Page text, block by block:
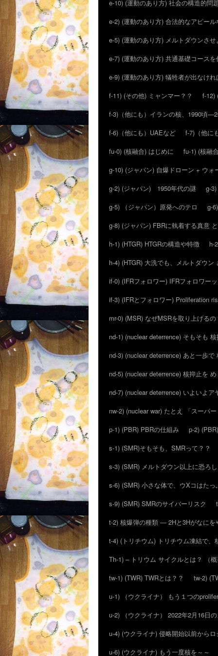
e-10) (運動のあり方) 社会の構造的問
e-2) (運動のあり方) 合法的なアピー
e-5) (運動のあり方) メルトダウンさ
e-7) (運動のあり方) 共通基礎コース
e-9) (運動のあり方) 犠牲者が出なけ
f-11) (その他) ミャンマー？？
f-12)
f-3)（他にも）イランの核、1990頃
f-6)（他にも）UAEなど
f-7)（他に
fu-0) (核融合) はじめに
fu-1) (核融
g-10) (ジャパン) 自爆ドローン + ウ
g-2) (ジャパン) 1950年代の謎
g-
g-5) （ジャパン）原発へのテロ
g-
g-8) (ジャパン) FBRに執着する真意
h-1) (HTGR) HTGRの構造や特徴
h-
h-4) (HTGR) 大洗でも、メルトダウ
if-0) (IFRフォロワー) IFRフォロワー
if-3) (IFRとフォロワー) Proliferation
mr-0) (MSR) なぜMSRを取り上げるの
nd-1) (nuclear deterrence) そもそも
nd-3) (nuclear deterrence) あと一歩
nd-5) (nuclear deterrence) 核抑止を
nd-7) (nuclear deterrence) いよいよア
nw-2) (nuclear war) たとえ 「スーパ
p-1) (PBR) PBRの仕組み
p-2)
s-1) (SMR)そもそも、SMRって？？
s-3) (SMR) メルトダウン以上に恐ろ
s-6) (SMR) 小さな体で、ウXコはたっ
s-9) (SMR) SMRのサイバーリスク
t-2) 核爆弾の種類 ― 2Hと3Hがなにを
t-4) (トリチウム) トリチウム凍結で、
Th-1) – トリウム サイクルとは？ （
tw-1) (TWR) TWRとは？？
tw-2)
u-1) （ウクライナ） もう１つの
u-2) （ウクライナ） 2022年2月16日
u-4) (ウクライナ) 侵略開始以前から
u-6) (ウクライナ) もう一度核を～～